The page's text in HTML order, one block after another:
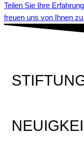
Teilen Sie Ihre
freuen uns von Ihnen